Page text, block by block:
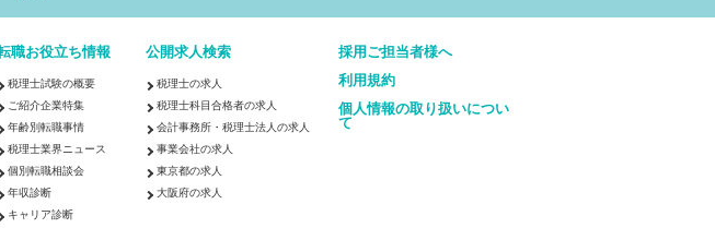
職お役立ち情報
税理士試験の概要
ご紹介企業特集
年齢別転職事情
税理士業界ニュース
個別転職相談会
年収診断
キャリア診断
公開求人検索
税理士の求人
税理士科目合格者の求人
会計事務所・税理士法人の求人
事業会社の求人
東京都の求人
大阪府の求人
採用ご担当者様へ
利用規約
個人情報の取り扱いについ
て